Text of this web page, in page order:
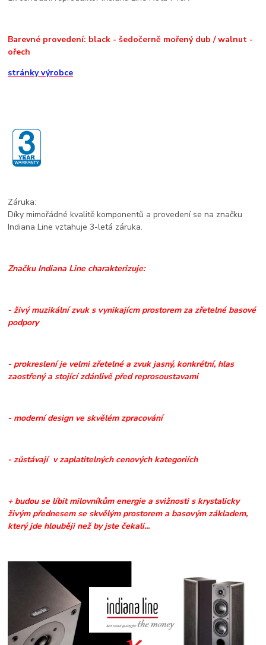
Barevné provedení: black - šedočerně mořený dub / walnut -
ořech
stránky výrobce
Záruka:
Díky mimořádné kvalitě komponentů a provedení se na značku
Indiana Line vztahuje 3-letá záruka.
Značku Indiana Line charakterizuje:
- živý muzikální zvuk s vynikajícm prostorem za zřetelné basové
podpory
- prokreslení je velmi zřetelné a zvuk jasný, konkrétní, hlas
zaostřený a stojící zdánlivě před reprosoustavami
- moderní design ve skvělém zpracování
- zůstávají v zaplatitelných cenových kategoriích
+ budou se líbit milovníkům energie a svižnosti s krystalicky
živým přednesem se skvělým prostorem a basovým základem,
který jde hlouběji než by jste čekali...